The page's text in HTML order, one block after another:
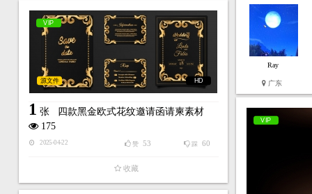
Ray
广东
VIP
HD
源文件
1 张
四款黑金欧式花纹邀请函请柬素材
175
2025-04-22 踩 60
赞 53
收藏
VIP